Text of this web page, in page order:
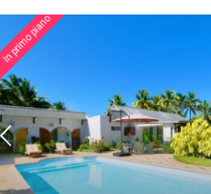
In primo piano